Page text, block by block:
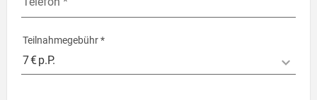
Teilnahmegebühr *
Teilnahmegebühr *